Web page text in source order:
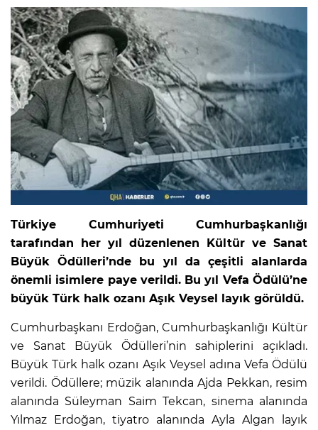
Türkiye Cumhuriyeti Cumhurbaşkanlığı
tarafından her yıl düzenlenen Kültür ve Sanat
Büyük Ödülleri’nde bu yıl da çeşitli alanlarda
önemli isimlere paye verildi. Bu yıl Vefa Ödülü’ne
büyük Türk halk ozanı Aşık Veysel layık görüldü.
Cumhurbaşkanı Erdoğan, Cumhurbaşkanlığı Kültür
ve Sanat Büyük Ödülleri’nin sahiplerini açıkladı.
Büyük Türk halk ozanı Aşık Veysel adına Vefa Ödülü
verildi. Ödüllere; müzik alanında Ajda Pekkan, resim
alanında Süleyman Saim Tekcan, sinema alanında
Yılmaz Erdoğan, tiyatro alanında Ayla Algan layık